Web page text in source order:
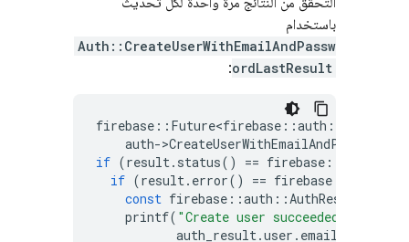
باستخدام
Auth::CreateUserWithEmailAndPassw
ordLastResult
:
firebase :: Future<firebase ::auth ::
auth->
if (result. status() == firebase ::
if (result. error() == firebase
const firebase ::auth ::AuthResult
printf( "Create user succeeded for
auth_result.user . email